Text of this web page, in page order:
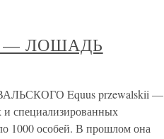
— ЛОШАДЬ
Equus przewalskii —
и специализированных
1000 особей. В прошлом она